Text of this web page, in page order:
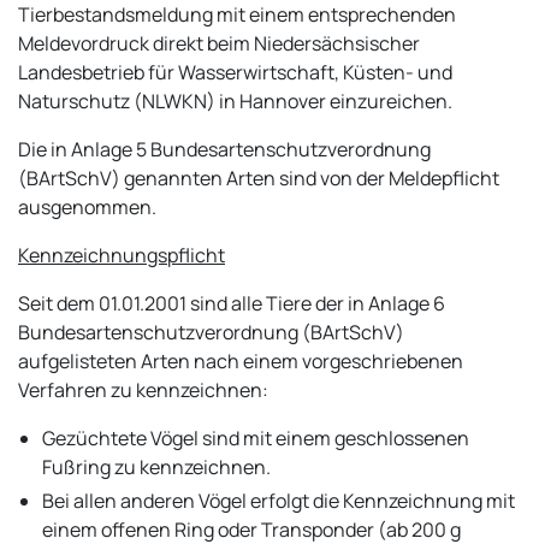
Tierbestandsmeldung mit einem entsprechenden
Meldevordruck direkt beim Niedersächsischer
Landesbetrieb für Wasserwirtschaft, Küsten- und
Naturschutz (NLWKN) in Hannover einzureichen.
Die in Anlage 5 Bundesartenschutzverordnung
(BArtSchV) genannten Arten sind von der Meldepflicht
ausgenommen.
Kennzeichnungspflicht
Seit dem 01.01.2001 sind alle Tiere der in Anlage 6
Bundesartenschutzverordnung (BArtSchV)
aufgelisteten Arten nach einem vorgeschriebenen
Verfahren zu kennzeichnen:
Gezüchtete Vögel sind mit einem geschlossenen
Fußring zu kennzeichnen.
Bei allen anderen Vögel erfolgt die Kennzeichnung mit
einem offenen Ring oder Transponder (ab 200 g